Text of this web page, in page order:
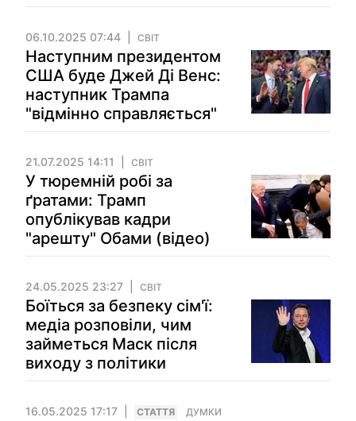
06.10.2025 07:44 СВІТ
Наступним президентом
США буде Джей Ді Венс:
наступник Трампа
"відмінно справляється"
21.07.2025 14:11 СВІТ
У тюремній робі за
ґратами: Трамп
опублікував кадри
"арешту" Обами (відео)
24.05.2025 23:27 СВІТ
Боїться за безпеку сім'ї:
медіа розповіли, чим
займеться Маск після
виходу з політики
16.05.2025 17:17 СТАТТЯ ДУМКИ